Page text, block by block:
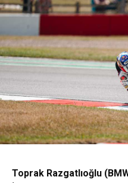
Toprak Razgatlıoğlu